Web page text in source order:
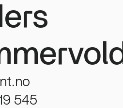
545